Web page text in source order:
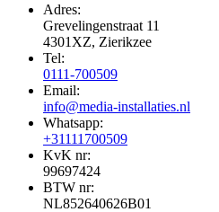
Adres:
Grevelingenstraat 11
4301XZ, Zierikzee
Tel:
0111-700509
Email:
info@media-installaties.nl
Whatsapp:
+31111700509
KvK nr:
99697424
BTW nr:
NL852640626B01